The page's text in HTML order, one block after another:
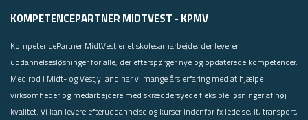
KOMPETENCEPARTNER MIDTVEST - KPMV
KompetencePartner MidtVest er et skolesamarbejde, der leverer
uddannelsesløsninger for alle, der efterspørger nye og opdaterede kompetencer.
Med rod i Midt- og Vestjylland har vi mange års erfaring med at hjælpe
virksomheder og medarbejdere med skræddersyede fleksible løsninger af høj
kvalitet. Vi kan levere efteruddannelse og kurser indenfor fx ledelse, it, transport,